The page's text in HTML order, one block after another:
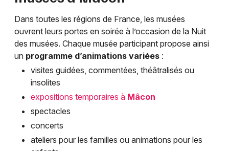
Dans toutes les régions de France, les musées
ouvrent leurs portes en soirée à l’occasion de la Nuit
des musées. Chaque musée participant propose ainsi
un programme d’animations variées :
visites guidées, commentées, théâtralisés ou
insolites
expositions temporaires à Mâcon
spectacles
concerts
ateliers pour les familles ou animations pour les